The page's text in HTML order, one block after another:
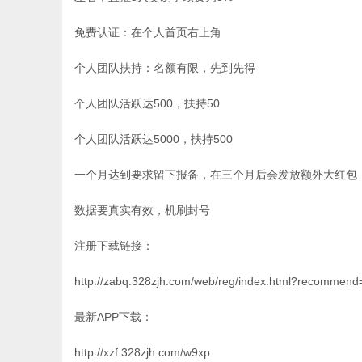
免费认证：在个人首页右上角
个人团队扶持：名额有限，先到先得
个人团队活跃达500，扶持50
个人团队活跃达5000，扶持500
一个月达到要求留下报备，在三个月后会发放额外大红包
数据要真实有效，机刷封号
注册下载链接：
http://zabq.328zjh.com/web/reg/
最新APP下载：
http://xzf.328zjh.com/w9xp